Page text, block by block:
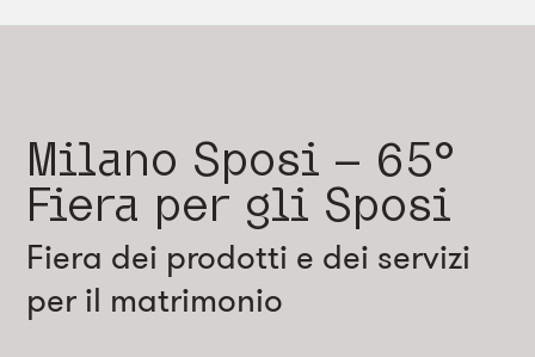
Milano Sposi – 65°
Fiera per gli Sposi
Fiera dei prodotti e dei servizi
per il matrimonio